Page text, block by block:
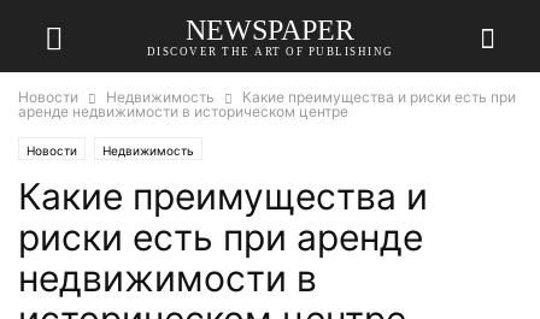
NEWSPAPER
DISCOVER THE ART OF PUBLISHING
Новости Недвижимость
Какие преимущества и риски есть при
аренде недвижимости в историческом центре
Новости Недвижимость
Какие преимущества и
риски есть при аренде
недвижимости в